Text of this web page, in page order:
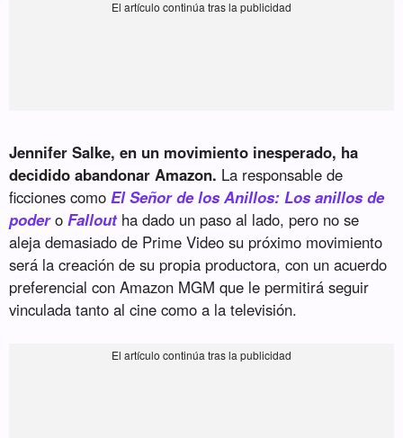
Jennifer Salke, en un movimiento inesperado, ha
decidido abandonar Amazon. La responsable de
ficciones comoEl Señor de los Anillos: Los anillos de
poderoFalloutha dado un paso al lado, pero no se
aleja demasiado de Prime Video su próximo movimiento
será la creación de su propia productora, con un acuerdo
preferencial con Amazon MGM que le permitirá seguir
vinculada tanto al cine como a la televisión.